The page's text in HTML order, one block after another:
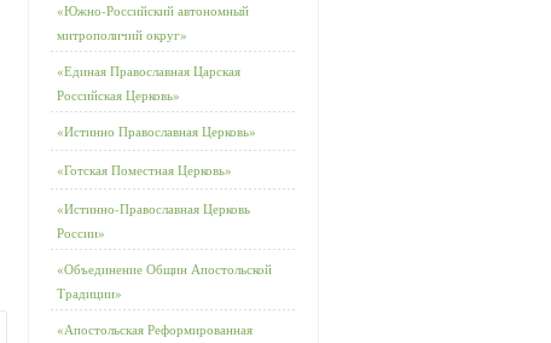
«Южно-Российский автономный
митрополичий округ»
«Единая Православная Царская
Российская Церковь»
«Истинно Православная Церковь»
«Готская Поместная Церковь»
«Истинно-Православная Церковь
России»
«Объединение Общин Апостольской
Традиции»
«Апостольская Реформированная